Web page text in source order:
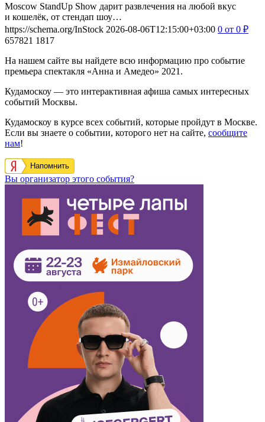
Moscow StandUp Show дарит развлечения на любой вкус
и кошелёк, от стендап шоу…
https://schema.org/InStock 2026-08-06T12:15:00+03:00 0 от 0 ₽
657821 1817
На нашем сайте вы найдете всю информацию про событие
премьера спектакля «Анна и Амедео» 2021.
Кудамоскоу — это интерактивная афиша самых интересных
событий Москвы.
Кудамоскоу в курсе всех событий, которые пройдут в Москве.
Если вы знаете о событии, которого нет на сайте, сообщите
нам!
Напомнить
Вы организатор этого события?